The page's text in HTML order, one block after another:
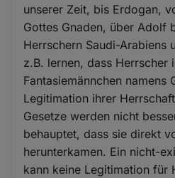
unserer Zeit, bis Erdogan,
Gottes Gnaden, über Adolf
Herrschern Saudi-Arabiens
z.B. lernen, dass Herrscher
Fantasiemännchen namens
Legitimation ihrer
Gesetze werden nicht
behauptet, dass sie direkt
herunterkamen. Ein nicht-
kann keine Legitimation für